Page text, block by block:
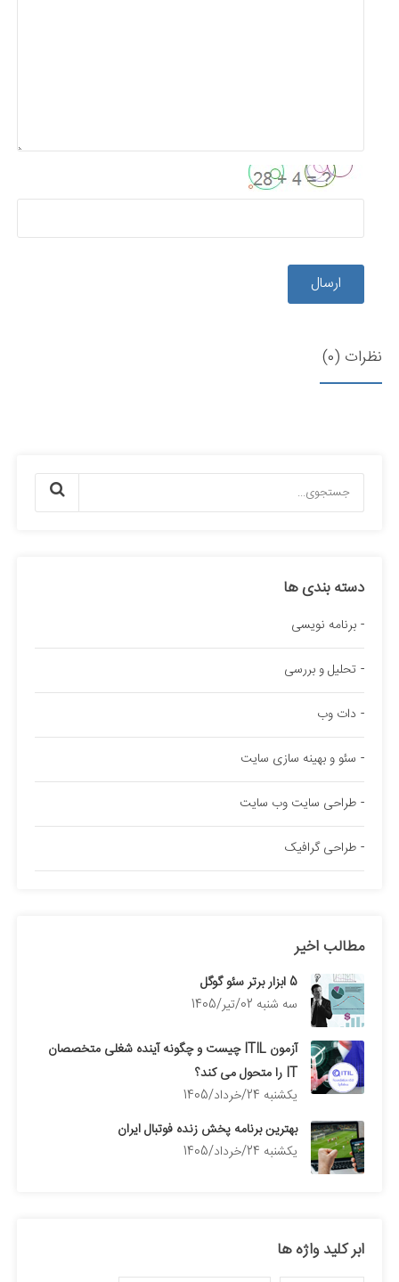
ارسال
نظرات (0)
دسته بندی ها
برنامه نویسی
تحلیل و بررسی
دات وب
سئو و بهینه سازی سایت
طراحی سایت وب سایت
طراحی گرافیک
مطالب اخیر
5 ابزار برتر سئو گوگل
سه شنبه 02/تیر/1405
آزمون ITIL چیست و چگونه آینده شغلی متخصصان
IT را متحول می کند؟
يكشنبه 24/خرداد/1405
بهترین برنامه پخش زنده فوتبال ایران
يكشنبه 24/خرداد/1405
ابر کلید واژه ها